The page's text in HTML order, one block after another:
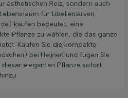
ästhetischen Reiz, sondern auch
für Libellenlarven.
kaufen bedeutet, eine
Pflanze zu wählen, die das ganze
Kaufen Sie die kompakte
bei Heijnen und fügen Sie
eleganten Pflanze sofort